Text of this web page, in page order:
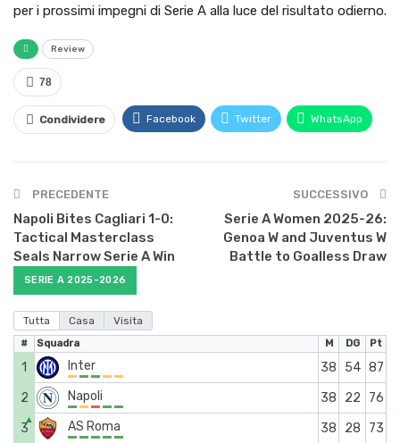
per i prossimi impegni di Serie A alla luce del risultato odierno.
Review
78
Condividere Facebook Twitter WhatsApp
PRECEDENTE
Napoli Bites Cagliari 1-0:
Tactical Masterclass
Seals Narrow Serie A Win
SUCCESSIVO
Serie A Women 2025-26:
Genoa W and Juventus W
Battle to Goalless Draw
SERIE A 2025-2026
Tutta Casa Visita
# Squadra M DG Pt
1 Inter 38 54 87
2
Napoli 38 22
76
3
▲ AS Roma 38 28
73